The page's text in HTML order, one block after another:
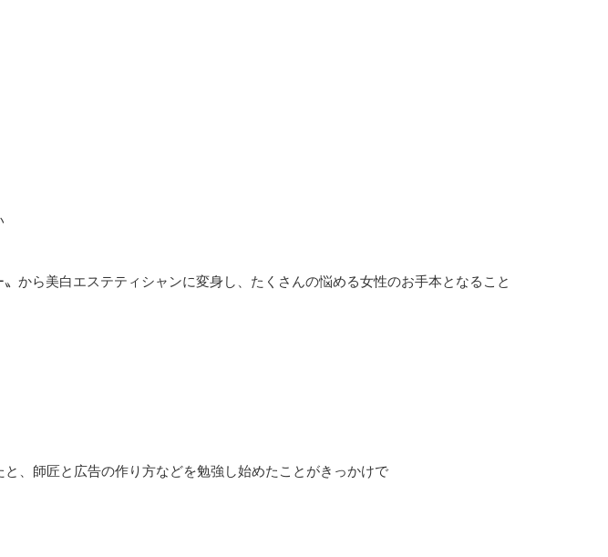
から美白エステティシャンに変身し、たくさんの悩める女性のお手本となること
、師匠と広告の作り方などを勉強し始めたことがきっかけで